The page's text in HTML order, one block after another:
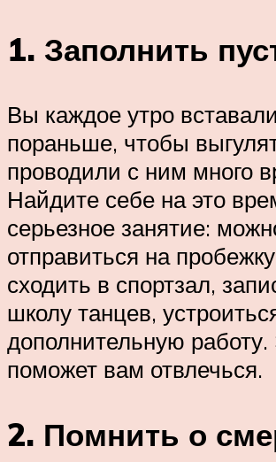
1. Заполнить
Вы каждое утро вставали
пораньше, чтобы
проводили с ним много
Найдите себе на это
серьезное занятие:
отправиться на
сходить в спортзал,
школу танцев,
дополнительную
поможет вам отвлечься.
2. Помнить о